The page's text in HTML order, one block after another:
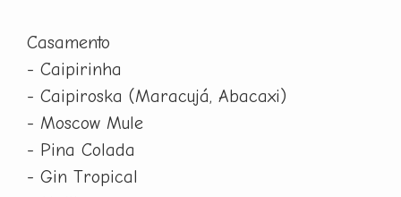
Casamento
- Caipirinha
- Caipiroska (Maracujá, Abacaxi)
- Moscow Mule
- Pina Colada
- Gin Tropical